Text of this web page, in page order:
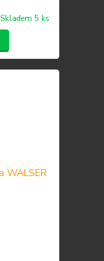
Skladem 5 ks